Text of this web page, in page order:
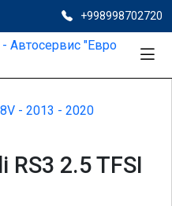
+998998702720
8V - 2013 - 2020
2.5 TFSI